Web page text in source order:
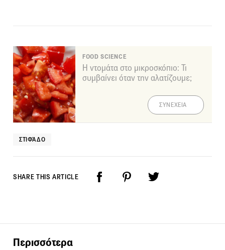
FOOD SCIENCE
Η ντομάτα στο μικροσκόπιο: Τι
συμβαίνει όταν την αλατίζουμε;
ΣΥΝΕΧΕΙΑ
ΣΤΙΦΆΔΟ
SHARE THIS ARTICLE
Περισσότερα